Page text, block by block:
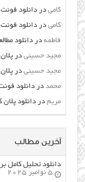
کامی دردانلود
کامی دردانلود
فاطمه دردانلود
مجید حسینی در
مجید حسینی در
محمد دردانلود
مریم دردانلود
آخرین مطالب
دانلود تحلیل کامل
5 نوامبر 2025